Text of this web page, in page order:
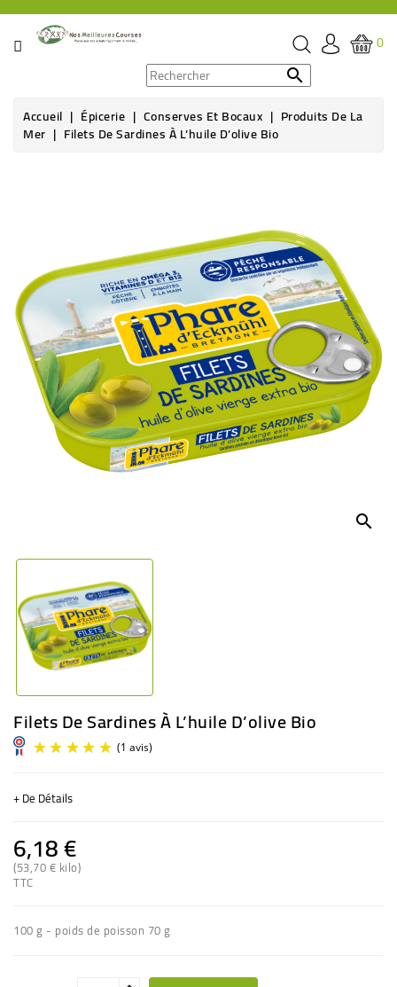
CATÉGORIE
ÉPICERIE
HYGIÈNE
SOINS
SANTÉ
BIEN-
ÊTRE
BÉBÉ
CULTUREL
0

Accueil Épicerie Conserves Et Bocaux Produits De La
Mer Filets De Sardines À L’huile D’olive Bio
search
Filets De Sardines À L’huile D’olive Bio
+ De Détails
6,18 €
(53,70 € kilo)
TTC
100 g - poids de poisson 70 g